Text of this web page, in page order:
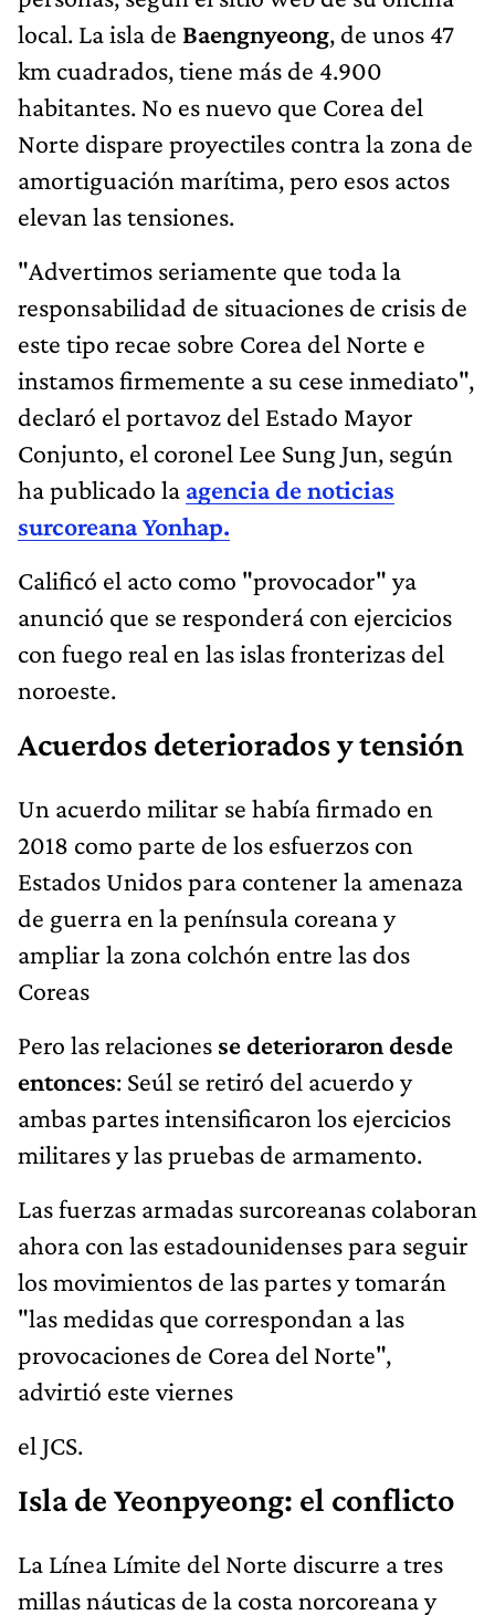
local. La isla de Baengnyeong, de unos 47
km cuadrados, tiene más de 4.900
habitantes. No es nuevo que Corea del
Norte dispare proyectiles contra la zona de
amortiguación marítima, pero esos actos
elevan las tensiones.
"Advertimos seriamente que toda la
responsabilidad de situaciones de crisis de
este tipo recae sobre Corea del Norte e
instamos firmemente a su cese inmediato",
declaró el portavoz del Estado Mayor
Conjunto, el coronel Lee Sung Jun, según
ha publicado la agencia de noticias
surcoreana Yonhap.
Calificó el acto como "provocador" ya
anunció que se responderá con ejercicios
con fuego real en las islas fronterizas del
noroeste.
Acuerdos deteriorados y tensión
Un acuerdo militar se había firmado en
2018 como parte de los esfuerzos con
Estados Unidos para contener la amenaza
de guerra en la península coreana y
ampliar la zona colchón entre las dos
Coreas
Pero las relaciones se deterioraron desde
entonces: Seúl se retiró del acuerdo y
ambas partes intensificaron los ejercicios
militares y las pruebas de armamento.
Las fuerzas armadas surcoreanas colaboran
ahora con las estadounidenses para seguir
los movimientos de las partes y tomarán
"las medidas que correspondan a las
provocaciones de Corea del Norte",
advirtió este viernes
el JCS.
Isla de Yeonpyeong: el conflicto
La Línea Límite del Norte discurre a tres
millas náuticas de la costa norcoreana y